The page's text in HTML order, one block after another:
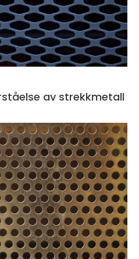
av strekkmetall